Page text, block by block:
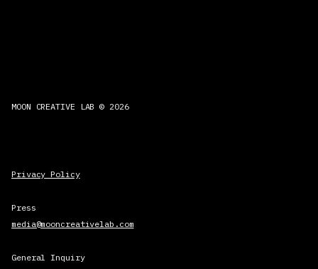
MOON CREATIVE LAB © 2026
Privacy Policy
Press
media@mooncreativelab.com
General Inquiry